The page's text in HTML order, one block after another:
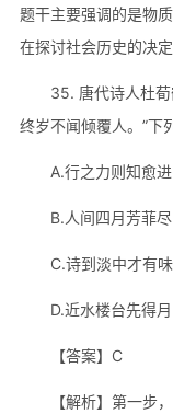
题干主要强调的是物
在探讨社会历史的决
35. 唐代诗人杜荀
终岁不闻倾覆人。”下
A.行之力则知愈
B.人间四月芳菲
C.诗到淡中才有
D.近水楼台先得
【答案】C
【解析】第一步